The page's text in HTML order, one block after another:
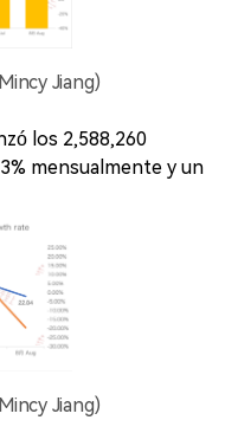
Jiang)
los 2,588,260
mensualmente y un
Jiang)